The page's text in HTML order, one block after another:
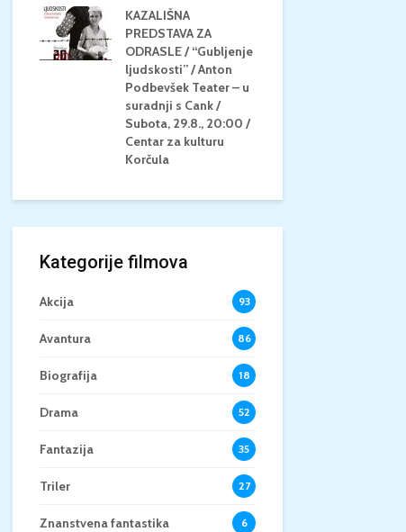
KAZALIŠNA
PREDSTAVA ZA
ODRASLE / “Gubljenje
ljudskosti” / Anton
Podbevšek Teater – u
suradnji s Cank /
Subota, 29.8., 20:00 /
Centar za kulturu
Korčula
Kategorije filmova
Akcija 93
Avantura 86
Biografija 18
Drama 52
Fantazija 35
Triler 27
Znanstvena fantastika 6